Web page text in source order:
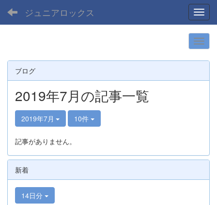
ジュニアロックス
ブログ
2019年7月の記事一覧
2019年7月 10件
記事がありません。
新着
14日分